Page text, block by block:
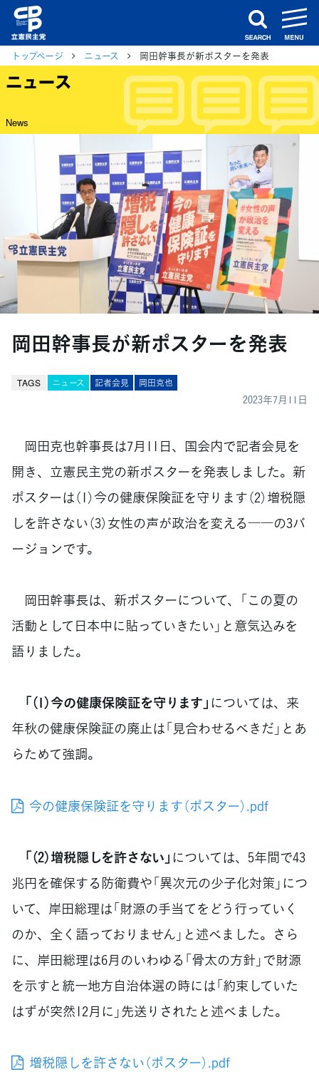
search
トップページ ニュース 岡田幹事長が新ポスターを発表
ニュース
News
岡田幹事長が新ポスターを発表
TAGS ニュース 記者会見 岡田克也
2023年7月11日
岡田克也幹事長は7月11日、国会内で記者会見を
開き、立憲民主党の新ポスターを発表しました。新
ポスターは（1）今の健康保険証を守ります（2）増税隠
しを許さない（3）女性の声が政治を変える――の3バ
ージョンです。
岡田幹事長は、新ポスターについて、「この夏の
活動として日本中に貼っていきたい」と意気込みを
語りました。
「（1）今の健康保険証を守ります」 については、来
年秋の健康保険証の廃止は「見合わせるべきだ」とあ
らためて強調。
今の健康保険証を守ります（ポスター）.pdf
「（2）増税隠しを許さない」 については、5年間で43
兆円を確保する防衛費や「異次元の少子化対策」につ
いて、岸田総理は「財源の手当てをどう行っていく
のか、全く語っておりません」と述べました。さら
に、岸田総理は6月のいわゆる「骨太の方針」で財源
を示すと統一地方自治体選の時には「約束していた
はずが突然12月に」先送りされたと述べました。
増税隠しを許さない（ポスター）.pdf